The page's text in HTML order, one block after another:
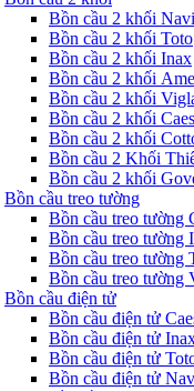
Bồn cầu 2 khối
Bồn cầu 2 khối Toto
Bồn cầu 2 khối Inax
Bồn cầu 2 khối
Bồn cầu 2 khối
Bồn cầu 2 khối
Bồn cầu 2 khối
Bồn cầu 2 Khối
Bồn cầu 2 khối
Bồn cầu treo tường
Bồn cầu treo tường
Bồn cầu treo tường
Bồn cầu treo tường
Bồn cầu treo tường
Bồn cầu điện tử
Bồn cầu điện tử
Bồn cầu điện tử
Bồn cầu điện tử
Bồn cầu điện tử